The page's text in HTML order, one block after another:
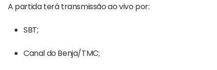
A partida terá transmissão ao vivo por:
SBT;
Canal do Benja/TMC;